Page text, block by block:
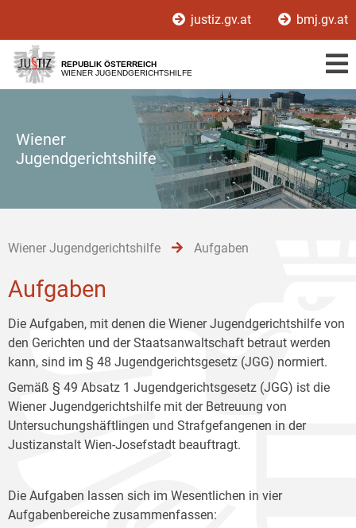
[1]
[2]
[3]
justiz.gv.at bmj.gv.at
REPUBLIK ÖSTERREICH
WIENER JUGENDGERICHTSHILFE
Wiener
Jugendgerichtshilfe
Wiener Jugendgerichtshilfe Aufgaben
Aufgaben
Die Aufgaben, mit denen die Wiener Jugendgerichtshilfe von
den Gerichten und der Staatsanwaltschaft betraut werden
kann, sind im § 48 Jugendgerichtsgesetz (JGG) normiert.
Gemäß § 49 Absatz 1 Jugendgerichtsgesetz (JGG) ist die
Wiener Jugendgerichtshilfe mit der Betreuung von
Untersuchungshäftlingen und Strafgefangenen in der
Justizanstalt Wien-Josefstadt beauftragt.
Die Aufgaben lassen sich im Wesentlichen in vier
Aufgabenbereiche zusammenfassen: